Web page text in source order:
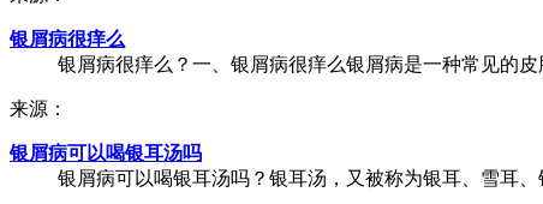
银屑病很痒么
银屑病很痒么？一、银屑病很痒么银屑病是一种常见的
来源：
银屑病可以喝银耳汤吗
银屑病可以喝银耳汤吗？银耳汤，又被称为银耳、雪耳